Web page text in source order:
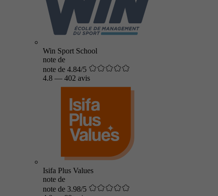
Win Sport School
note de
note de 4.84/5
4.8 — 402 avis
Isifa Plus Values
note de
note de 3.98/5